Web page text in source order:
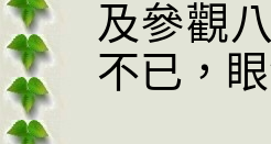
及參觀
不已，